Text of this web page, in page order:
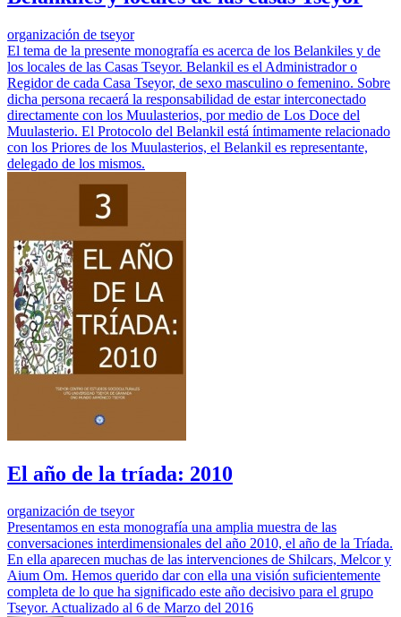
organización de tseyor
El tema de la presente monografía es acerca de los Belankiles y de
los locales de las Casas Tseyor. Belankil es el Administrador o
Regidor de cada Casa Tseyor, de sexo masculino o femenino. Sobre
dicha persona recaerá la responsabilidad de estar interconectado
directamente con los Muulasterios, por medio de Los Doce del
Muulasterio. El Protocolo del Belankil está íntimamente relacionado
con los Priores de los Muulasterios, el Belankil es representante,
delegado de los mismos.
El año de la tríada: 2010
organización de tseyor
Presentamos en esta monografía una amplia muestra de las
conversaciones interdimensionales del año 2010, el año de la Tríada.
En ella aparecen muchas de las intervenciones de Shilcars, Melcor y
Aium Om. Hemos querido dar con ella una visión suficientemente
completa de lo que ha significado este año decisivo para el grupo
Tseyor. Actualizado al 6 de Marzo del 2016